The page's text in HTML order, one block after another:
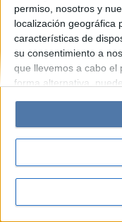
permiso, nosotros y
localización geográfica
características de
su consentimiento a
que llevemos a cabo el
forma alternativa,
cambiar sus
Tenga en cuenta que
personales puede no
tiene el derecho de
sus preferencias o